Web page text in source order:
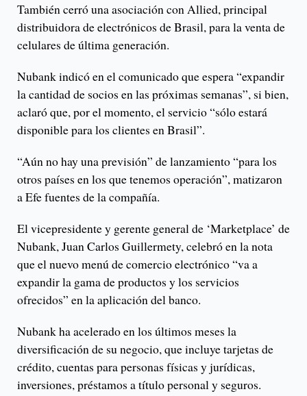
También cerró una asociación con Allied, principal
distribuidora de electrónicos de Brasil, para la venta de
celulares de última generación.
Nubank indicó en el comunicado que espera “expandir
la cantidad de socios en las próximas semanas”, si bien,
aclaró que, por el momento, el servicio “sólo estará
disponible para los clientes en Brasil”.
“Aún no hay una previsión” de lanzamiento “para los
otros países en los que tenemos operación”, matizaron
a Efe fuentes de la compañía.
El vicepresidente y gerente general de ‘Marketplace’ de
Nubank, Juan Carlos Guillermety, celebró en la nota
que el nuevo menú de comercio electrónico “va a
expandir la gama de productos y los servicios
ofrecidos” en la aplicación del banco.
Nubank ha acelerado en los últimos meses la
diversificación de su negocio, que incluye tarjetas de
crédito, cuentas para personas físicas y jurídicas,
inversiones, préstamos a título personal y seguros.